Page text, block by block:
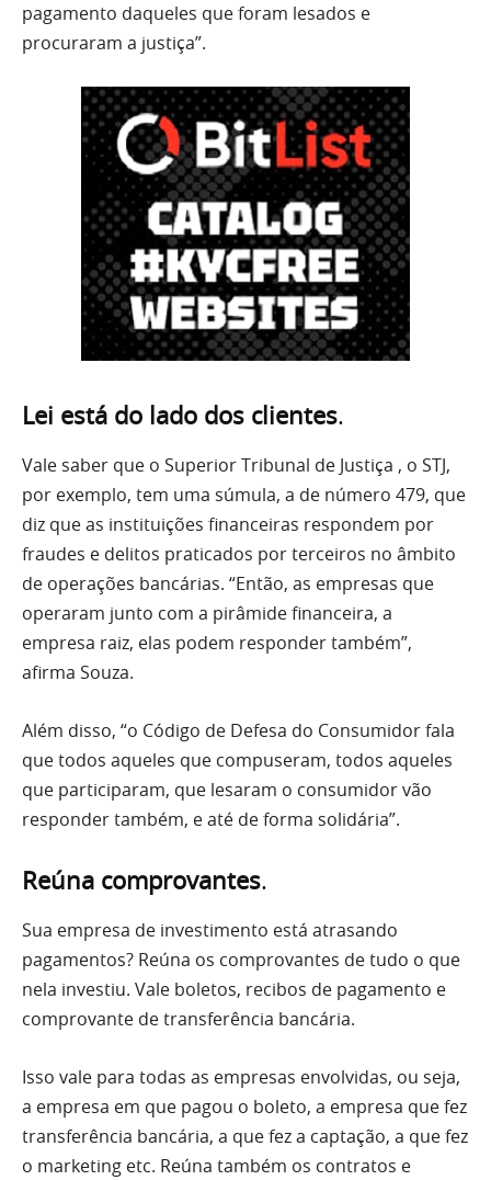
pagamento daqueles que foram lesados e
procuraram a justiça”.
Lei está do lado dos clientes.
Vale saber que o Superior Tribunal de Justiça , o STJ,
por exemplo, tem uma súmula, a de número 479, que
diz que as instituições financeiras respondem por
fraudes e delitos praticados por terceiros no âmbito
de operações bancárias. “Então, as empresas que
operaram junto com a pirâmide financeira, a
empresa raiz, elas podem responder também”,
afirma Souza.
Além disso, “o Código de Defesa do Consumidor fala
que todos aqueles que compuseram, todos aqueles
que participaram, que lesaram o consumidor vão
responder também, e até de forma solidária”.
Reúna comprovantes.
Sua empresa de investimento está atrasando
pagamentos? Reúna os comprovantes de tudo o que
nela investiu. Vale boletos, recibos de pagamento e
comprovante de transferência bancária.
Isso vale para todas as empresas envolvidas, ou seja,
a empresa em que pagou o boleto, a empresa que fez
transferência bancária, a que fez a captação, a que fez
o marketing etc. Reúna também os contratos e